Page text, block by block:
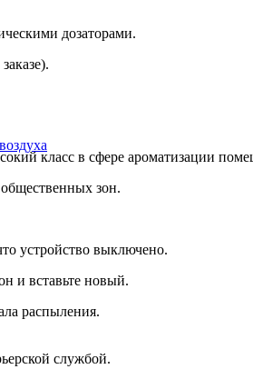
дозаторами.
класс в сфере ароматизации
зон.
устройство выключено.
и вставьте новый.
распыления.
службой.